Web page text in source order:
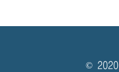
© 2020